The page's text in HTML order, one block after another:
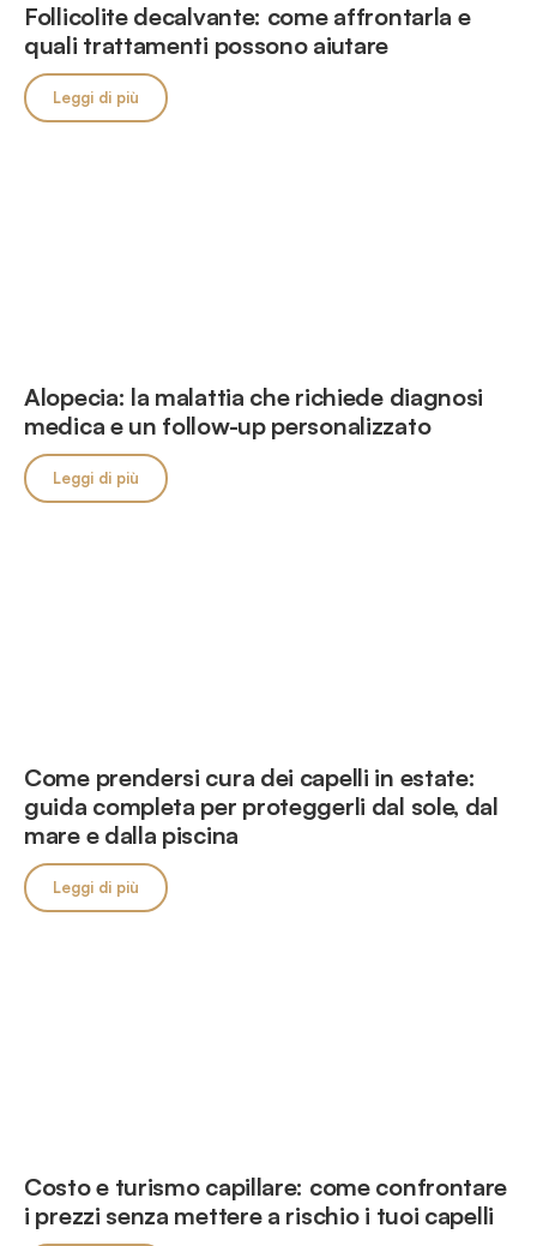
Follicolite decalvante: come affrontarla e
quali trattamenti possono aiutare
Leggi di più
Alopecia: la malattia che richiede diagnosi
medica e un follow-up personalizzato
Leggi di più
Come prendersi cura dei capelli in estate:
guida completa per proteggerli dal sole, dal
mare e dalla piscina
Leggi di più
Costo e turismo capillare: come confrontare
i prezzi senza mettere a rischio i tuoi capelli